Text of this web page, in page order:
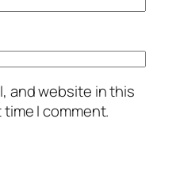
and website in this
I comment.